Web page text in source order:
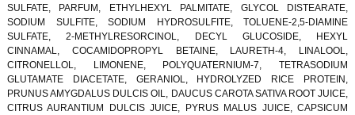
SULFATE, PARFUM, ETHYLHEXYL PALMITATE, GLYCOL DISTEARATE,
SODIUM SULFITE, SODIUM HYDROSULFITE, TOLUENE-2,5-DIAMINE
SULFATE, 2-METHYLRESORCINOL, DECYL GLUCOSIDE, HEXYL
CINNAMAL, COCAMIDOPROPYL BETAINE, LAURETH-4, LINALOOL,
CITRONELLOL, LIMONENE, POLYQUATERNIUM-7, TETRASODIUM
GLUTAMATE DIACETATE, GERANIOL, HYDROLYZED RICE PROTEIN,
PRUNUS AMYGDALUS DULCIS OIL, DAUCUS CAROTA SATIVA ROOT JUICE,
CITRUS AURANTIUM DULCIS JUICE, PYRUS MALUS JUICE, CAPSICUM